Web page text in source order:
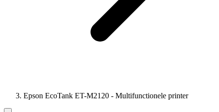
Epson EcoTank ET-M2120 - Multifunctionele printer